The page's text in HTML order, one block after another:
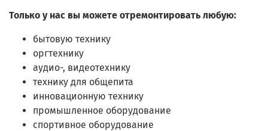
Только у нас вы можете отремонтировать любую:
бытовую технику
оргтехнику
аудио-, видеотехнику
технику для общепита
инновационную технику
промышленное оборудование
спортивное оборудование